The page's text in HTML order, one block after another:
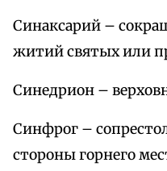
Синаксарий –
житий святых или
Синедрион –
Синфрог –
стороны горнего